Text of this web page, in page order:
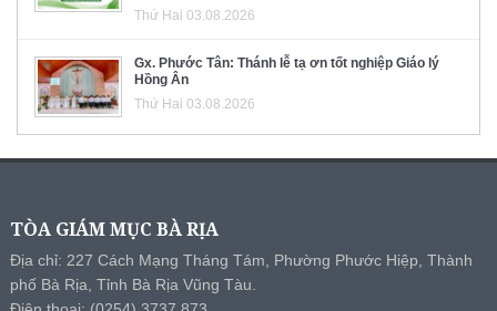
Thứ Hai 03.08.2026
Gx. Phước Tân: Thánh lễ tạ ơn tốt nghiệp Giáo lý
Hồng Ân
Thứ Hai 03.08.2026
TÒA GIÁM MỤC BÀ RỊA
Địa chỉ: 227 Cách Mạng Tháng Tám, Phường Phước Hiệp, Thành
phố Bà Rịa, Tỉnh Bà Rịa Vũng Tàu.